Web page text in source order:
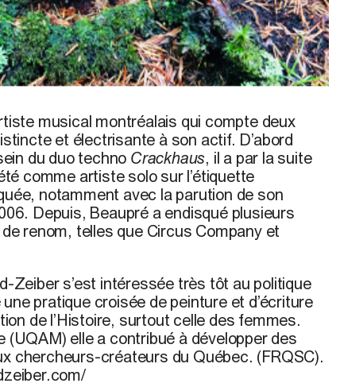
musical montréalais qui compte deux
et électrisante à son actif. D’abord
du duo techno Crackhaus, il a par la suite
comme artiste solo sur l’étiquette
notamment avec la parution de son
Depuis, Beaupré a endisqué plusieurs
renom, telles que Circus Company et
Zeiber s’est intéressée très tôt au politique
une pratique croisée de peinture et d’écriture
de l’Histoire, surtout celle des femmes.
elle a contribué à développer des
chercheurs-créateurs du Québec. (FRQSC).